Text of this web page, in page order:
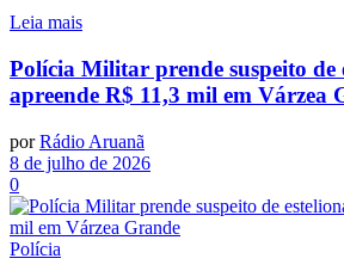
Leia mais
Polícia Militar prende suspeito de
apreende R$ 11,3 mil em Várzea
por Rádio Aruanã
8 de julho de 2026
0
Polícia